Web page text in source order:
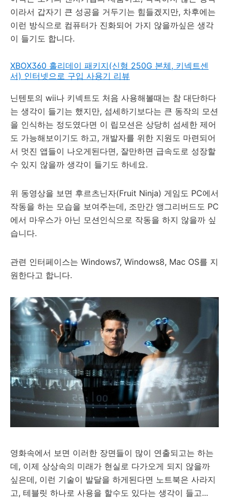
이라서 갑자기 큰 성공을 거두기는 힘들겠지만, 차후에는
이런 방식으로 컴퓨터가 진화되어 가지 않을까싶은 생각
이 들기도 합니다.
XBOX360 홀리데이 패키지(신형 250G 본체, 키넥트센
서) 인터넷으로 구입 사용기 리뷰
닌텐토의 wii나 키넥트도 처음 사용해볼때는 참 대단하다
는 생각이 들기는 했지만, 섬세하기보다는 큰 동작의 모션
을 인식하는 정도였다면 이 립모션은 상당히 섬세한 제어
도 가능해보이기도 하고, 개발자를 위한 지원도 마련되어
서 멋진 앱들이 나오게된다면, 잘만하면 급속도로 성장할
수 있지 않을까 생각이 들기도 하네요.
위 동영상을 보면 후르츠닌자(Fruit Ninja) 게임도 PC에서
작동을 하는 모습을 보여주는데, 조만간 앵그리버드도 PC
에서 마우스가 아닌 모션인식으로 작동을 하지 않을까 싶
습니다.
관련 인터페이스는 Windows7, Windows8, Mac OS를 지
원한다고 합니다.
영화속에서 보면 이러한 장면들이 많이 연출되고는 하는
데, 이제 상상속의 미래가 현실로 다가오게 되지 않을까
싶은데, 이런 기술이 발달을 하게된다면 노트북은 사라지
고, 테블릿 하나로 사용을 할수도 있다는 생각이 들고...